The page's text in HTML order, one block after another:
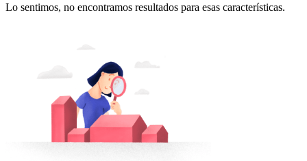
Lo sentimos, no encontramos resultados para esas características.